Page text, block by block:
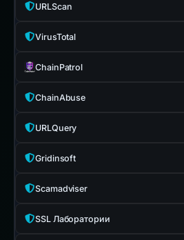
URLScan
VirusTotal
ChainPatrol
ChainAbuse
URLQuery
Gridinsoft
Scamadviser
SSL Лаборатории